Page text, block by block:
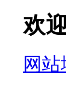
欢
网站